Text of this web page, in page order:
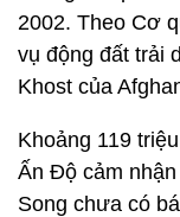
2002. Theo Cơ
vụ động đất trải
Khost của
Khoảng 119
Ấn Độ cảm
Song chưa có